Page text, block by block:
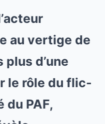
au vertige de
d’une
le rôle du flic-
du PAF,